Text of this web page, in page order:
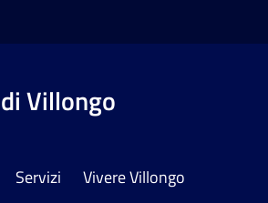
Villongo
Servizi Vivere Villongo